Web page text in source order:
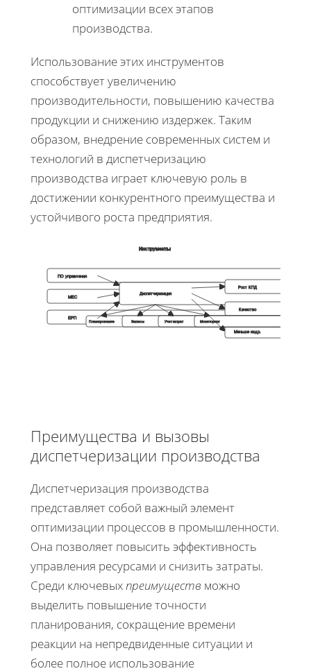
оптимизации всех этапов
производства.
Использование этих инструментов
способствует увеличению
производительности, повышению качества
продукции и снижению издержек. Таким
образом, внедрение современных систем и
технологий в диспетчеризацию
производства играет ключевую роль в
достижении конкурентного преимущества и
устойчивого роста предприятия.
Инструменты
ПО управления
МЕС
ЕРП
Диспетчеризация
Рост КПД
Качество
Меньше издр.
Планирование Запасы Учет затрат Мониторинг
Преимущества и вызовы
диспетчеризации производства
Диспетчеризация производства
представляет собой важный элемент
оптимизации процессов в промышленности.
Она позволяет повысить эффективность
управления ресурсами и снизить затраты.
Среди ключевых преимуществ можно
выделить повышение точности
планирования, сокращение времени
реакции на непредвиденные ситуации и
более полное использование